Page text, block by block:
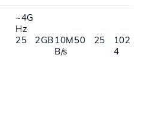
~4G
Hz
25 2GB 10M
B/s
50 25
102
4